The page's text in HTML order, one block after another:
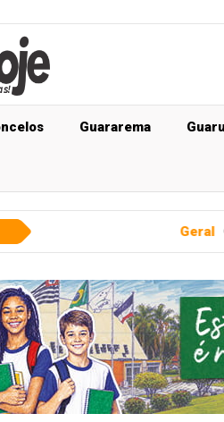
Guararema
Quer tirar um